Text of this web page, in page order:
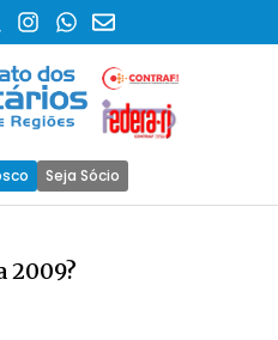
Seja Sócio
2009?